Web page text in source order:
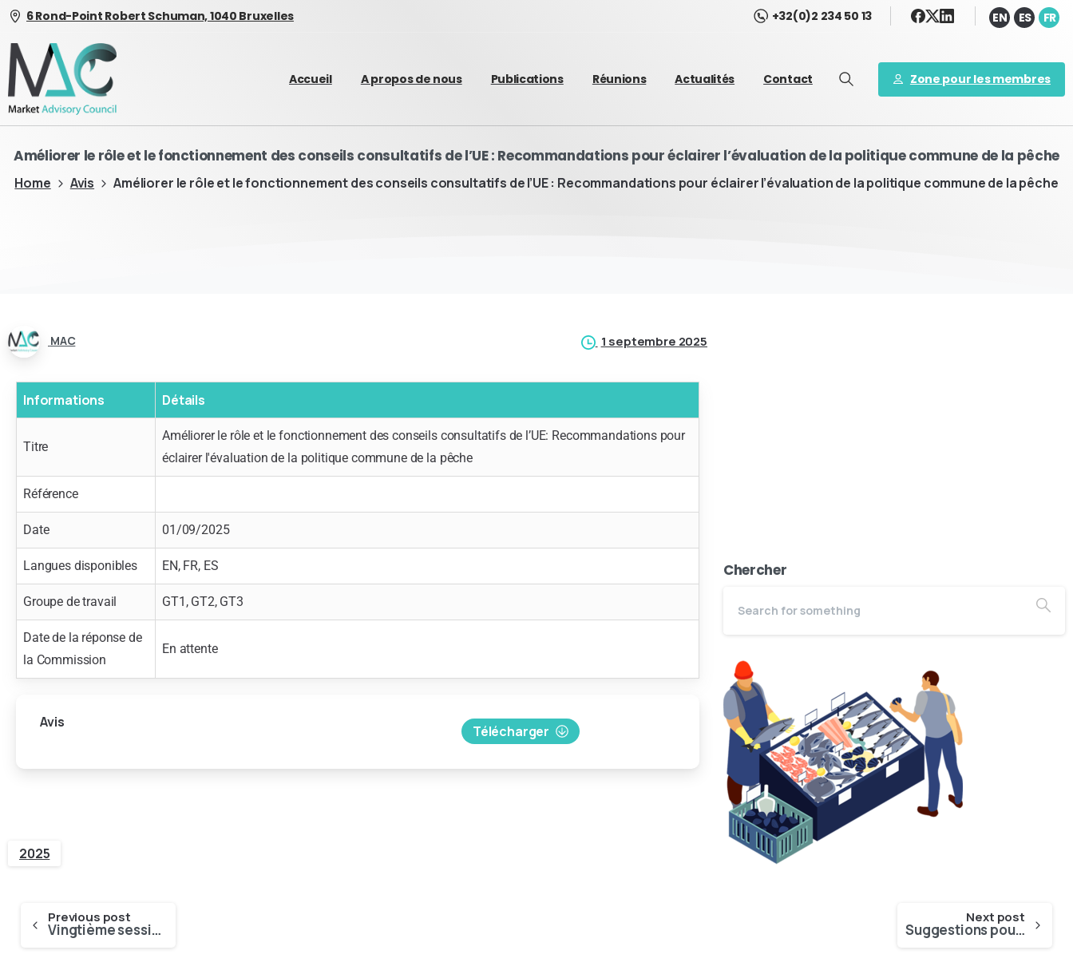
6 Rond-Point Robert Schuman, 1040 Bruxelles +32(0)2 234 50 13 EN ES FR
Accueil A propos de nous Publications Réunions Actualités Contact Zone pour les membres
Améliorer le rôle et le fonctionnement des conseils consultatifs de l’UE : Recommandations pour éclairer l’évaluation de la politique commune de la pêche
Home Avis Améliorer le rôle et le fonctionnement des conseils consultatifs de l’UE : Recommandations pour éclairer l’évaluation de la politique commune de la pêche
MAC 1 septembre 2025
Informations Détails
Titre
Améliorer le rôle et le fonctionnement des conseils consultatifs de l’UE: Recommandations pour
éclairer l'évaluation de la politique commune de la pêche
Référence
Date 01/09/2025
Langues disponibles EN, FR, ES
Groupe de travail GT1, GT2, GT3
Date de la réponse de
la Commission
En attente
Avis
Télécharger
2025
Chercher
Previous post
Vingtième session du Sous-Comité de la FAO sur le commerce du poisson
Next post
Suggestions pour le programme de travail 2025 d’EUMOFA